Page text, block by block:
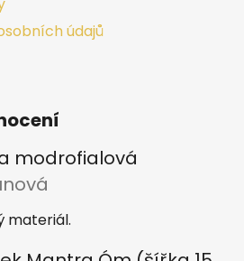
údajů
modrofialová
5 z 5 hvězdiček.
materiál.